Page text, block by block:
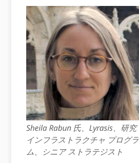
Sheila Rabun 氏、Lyrasis、研究
インフラストラクチャ プログラ
ム、シニア ストラテジスト